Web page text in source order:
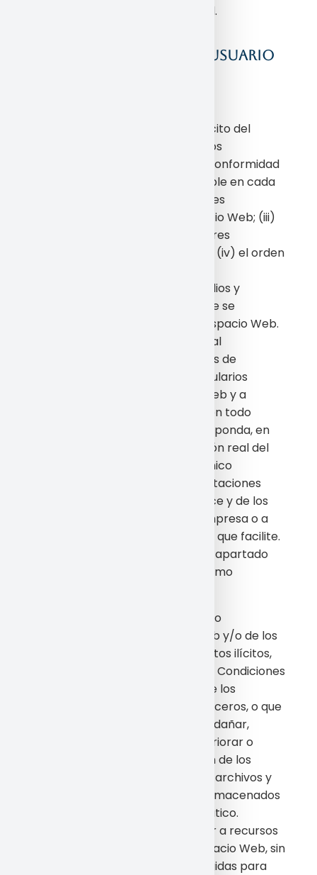
propiedad intelectual e industrial.
RESPONSABILIDADES DEL USUARIO
Hacer un uso adecuado y lícito del
Espacio Web así como de los
contenidos y servicios, de conformidad
con: (i) la legislación aplicable en cada
momento; (ii) las Condiciones
Generales de Uso del Espacio Web; (iii)
la moral y buenas costumbres
generalmente aceptadas y (iv) el orden
Proveerse de todos los medios y
requerimientos técnicos que se
precisen para acceder al Espacio Web.
Facilitar información veraz al
cumplimentar con sus datos de
carácter personal los formularios
contenidos en el Espacio Web y a
mantenerlos actualizados en todo
momento de forma que responda, en
cada momento, a la situación real del
Usuario. El Usuario será el único
responsable de las manifestaciones
falsas o inexactas que realice y de los
perjuicios que cause a la empresa o a
terceros por la información que facilite.
No obstante lo establecido en el apartado
anterior el Usuario deberá asimismo
Hacer un uso no autorizado o
fraudulento del Espacio Web y/o de los
contenidos con fines o efectos ilícitos,
prohibidos en las presentes Condiciones
Generales de Uso, lesivos de los
derechos e intereses de terceros, o que
de cualquier forma puedan dañar,
inutilizar, sobrecargar, deteriorar o
impedir la normal utilización de los
servicios o los documentos, archivos y
toda clase de contenidos almacenados
en cualquier equipo informático.
Acceder o intentar acceder a recursos
o áreas restringidas del Espacio Web, sin
cumplir las condiciones exigidas para